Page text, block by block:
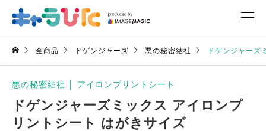
全商品 ドゲンジャーズ 悪の秘密結社 ドゲンジャーズ
悪の秘密結社 アイロンプリントシート
ドゲンジャーズミックス アイロンプ
リントシート はがきサイズ